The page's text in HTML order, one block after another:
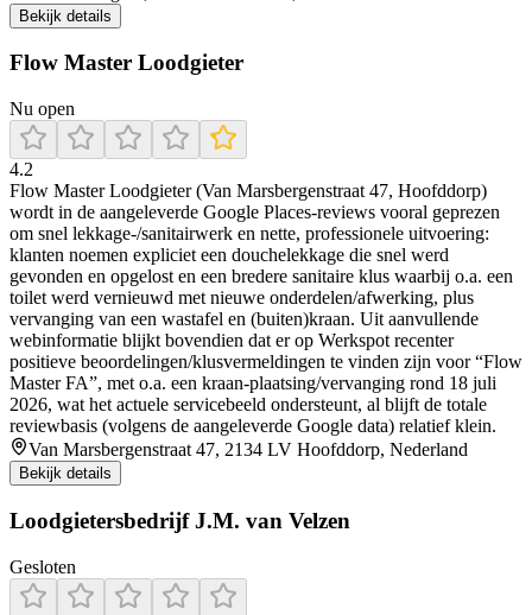
Bekijk details
Flow Master Loodgieter
Nu open
4.2
Flow Master Loodgieter (Van Marsbergenstraat 47, Hoofddorp)
wordt in de aangeleverde Google Places-reviews vooral geprezen
om snel lekkage-/sanitairwerk en nette, professionele uitvoering:
klanten noemen expliciet een douchelekkage die snel werd
gevonden en opgelost en een bredere sanitaire klus waarbij o.a. een
toilet werd vernieuwd met nieuwe onderdelen/afwerking, plus
vervanging van een wastafel en (buiten)kraan. Uit aanvullende
webinformatie blijkt bovendien dat er op Werkspot recenter
positieve beoordelingen/klusvermeldingen te vinden zijn voor “Flow
Master FA”, met o.a. een kraan-plaatsing/vervanging rond 18 juli
2026, wat het actuele servicebeeld ondersteunt, al blijft de totale
reviewbasis (volgens de aangeleverde Google data) relatief klein.
Van Marsbergenstraat 47, 2134 LV Hoofddorp, Nederland
Bekijk details
Loodgietersbedrijf J.M. van Velzen
Gesloten